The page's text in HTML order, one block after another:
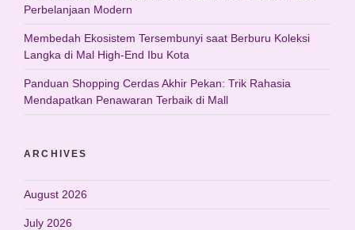
Perbelanjaan Modern
Membedah Ekosistem Tersembunyi saat Berburu Koleksi
Langka di Mal High-End Ibu Kota
Panduan Shopping Cerdas Akhir Pekan: Trik Rahasia
Mendapatkan Penawaran Terbaik di Mall
ARCHIVES
August 2026
July 2026